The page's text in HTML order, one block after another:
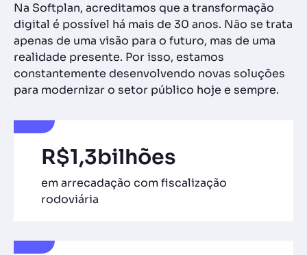
Na Softplan, acreditamos que a transformação
digital é possível há mais de 30 anos. Não se trata
apenas de uma visão para o futuro, mas de uma
realidade presente. Por isso, estamos
constantemente desenvolvendo novas soluções
para modernizar o setor público hoje e sempre.
R$1,3bilhões
em arrecadação com fiscalização
rodoviária